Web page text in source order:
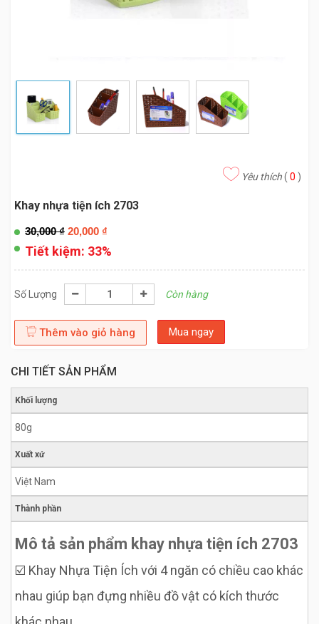
Yêu thích( 0 )
Khay nhựa tiện ích 2703
30,000₫ 20,000 ₫
Tiết kiệm: 33%
Số Lượng Còn hàng
Thêm vào giỏ hàng Mua ngay
CHI TIẾT SẢN PHẨM
Khối lượng
80g
Xuất xứ
Việt Nam
Thành phần
Mô tả sản phẩm khay nhựa tiện ích 2703
☑️ Khay Nhựa Tiện Ích với 4 ngăn có chiều cao khác
nhau giúp bạn đựng nhiều đồ vật có kích thước